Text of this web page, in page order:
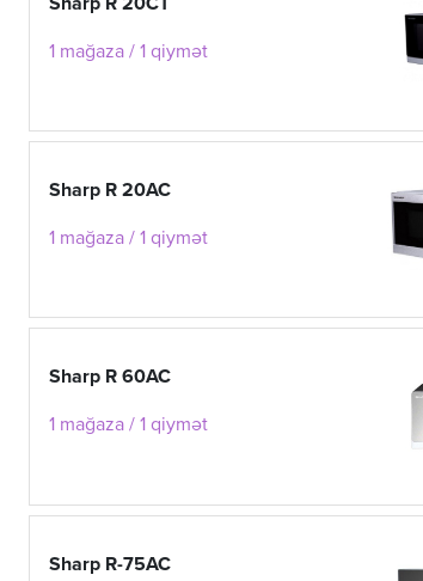
Sharp R 20CT
1 mağaza / 1 qiymət
Sharp R 20AC
1 mağaza / 1 qiymət
Sharp R 60AC
1 mağaza / 1 qiymət
Sharp R-75AC